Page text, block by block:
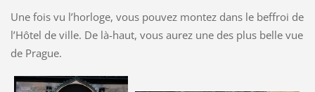
Une fois vu l’horloge, vous pouvez montez dans le beffroi de
l’Hôtel de ville. De là-haut, vous aurez une des plus belle vue
de Prague.